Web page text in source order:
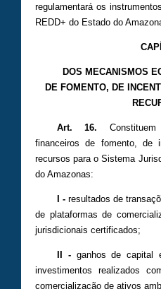
regulamentará os
REDD+ do Estado do
DOS MECANISMOS
DE FOMENTO, DE
Art. 16. Constituem
financeiros de fomento, de
recursos para o Sistema
do Amazonas:
I -resultados de
de plataformas de
jurisdicionais certificados;
II -ganhos de capital
investimentos realizados
comercialização de ativos